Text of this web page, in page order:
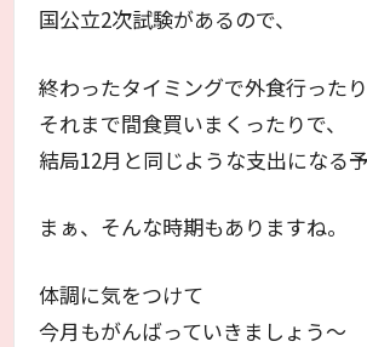
国公立2次試験があるので、
終わったタイミングで外食行ったり
それまで間食買いまくったりで、
結局12月と同じような支出になる予
まぁ、そんな時期もありますね。
体調に気をつけて
今月もがんばっていきましょう～